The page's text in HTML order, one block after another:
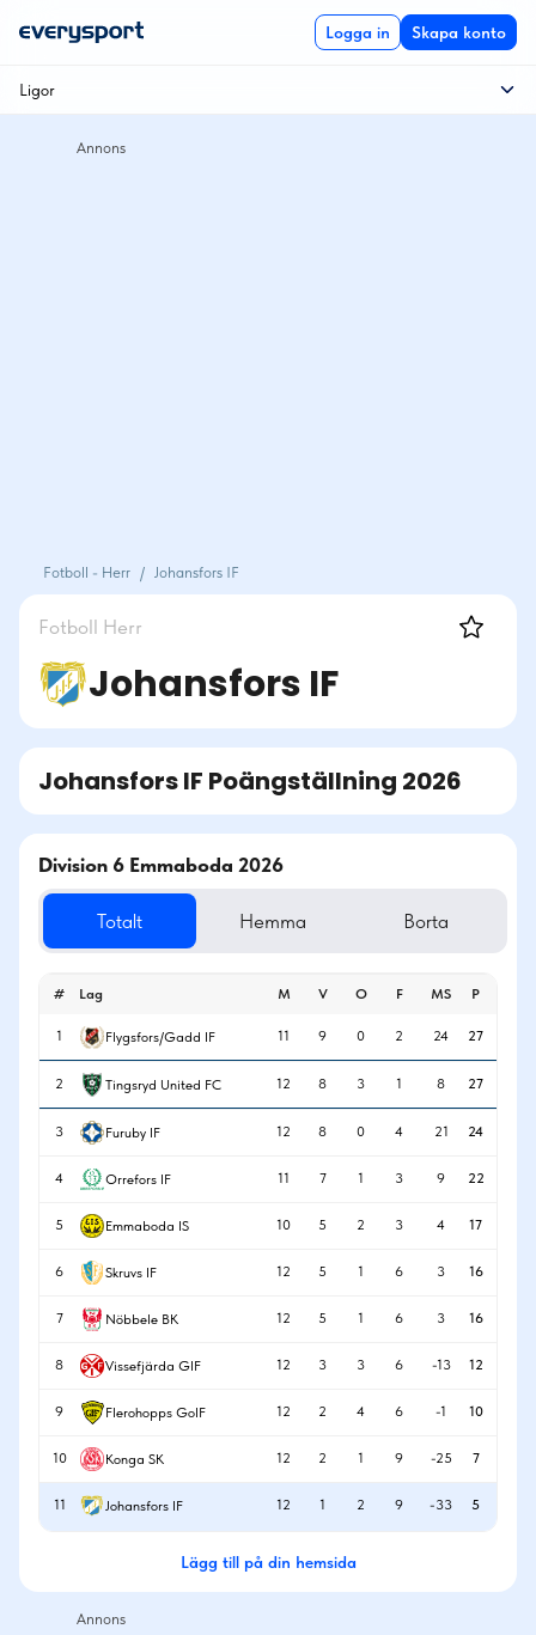
Logga in Skapa konto
Ligor
Fotboll - Herr / Johansfors IF
Fotboll Herr
Johansfors IF
Johansfors IF Poängställning 2026
Division 6 Emmaboda 2026
Totalt Hemma Borta
# Lag M V O F MS P
1 Flygsfors/Gadd IF 11 9 0 2 24 27
2 Tingsryd United FC 12 8 3 1 8 27
3 Furuby IF 12 8 0 4 21 24
4 Orrefors IF 11 7 1 3 9 22
5 Emmaboda IS 10 5 2 3 4 17
6 Skruvs IF 12 5 1 6 3 16
7 Nöbbele BK 12 5 1 6 3 16
8 Vissefjärda GIF 12 3 3 6 -13 12
9 Flerohopps GoIF 12 2 4 6 -1 10
10 Konga SK 12 2 1 9 -25 7
11 Johansfors IF 12 1 2 9 -33 5
Lägg till på din hemsida